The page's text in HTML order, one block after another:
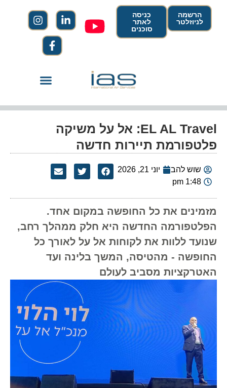
הרשמה
לניוזלטר
כניסה
לאתר
סוכנים
EL AL Travel: אל על משיקה
פלטפורמת תיירות חדשה
שוש להב
יוני 21, 2026
1:48 pm
מזמינים את כל החופשה במקום אחד.
הפלטפורמה החדשה היא חלק ממהלך רחב,
שנועד ללוות את לקוחות אל על לאורך כל
החופשה - מהטיסה, המשך בלינה ועד
האטרקציות מסביב לעולם